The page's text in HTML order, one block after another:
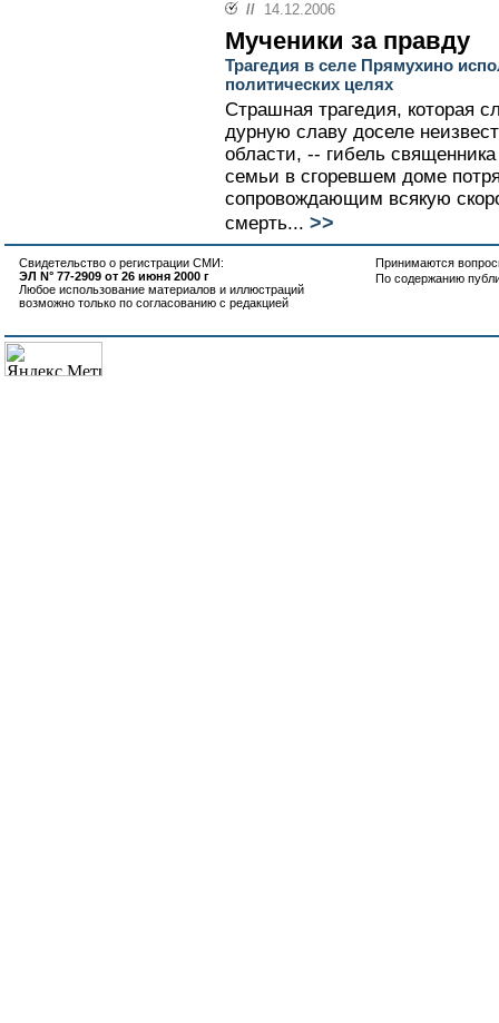
// 14.12.2006
Мученики за правду
Трагедия в селе Прямухино
политических целях
Страшная трагедия, которая
дурную славу доселе
области, -- гибель
семьи в сгоревшем доме
сопровождающим всякую
смерть... >>
Свидетельство о регистрации СМИ:
ЭЛ N° 77-2909 от 26 июня 2000 г
Любое использование материалов и иллюстраций
возможно только по согласованию с редакцией
Принимаются
По содержанию